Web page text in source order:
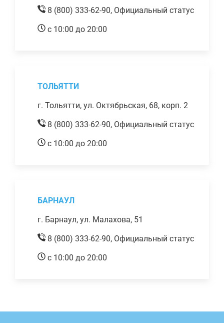
8 (800) 333-62-90, Официальный статус
с 10:00 до 20:00
ТОЛЬЯТТИ
г. Тольятти, ул. Октябрьская, 68, корп. 2
8 (800) 333-62-90, Официальный статус
с 10:00 до 20:00
БАРНАУЛ
г. Барнаул, ул. Малахова, 51
8 (800) 333-62-90, Официальный статус
с 10:00 до 20:00